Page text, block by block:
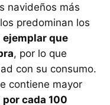
navideños más
predominan los
ejemplar que
, por lo que
con su consumo.
contiene mayor
por cada 100